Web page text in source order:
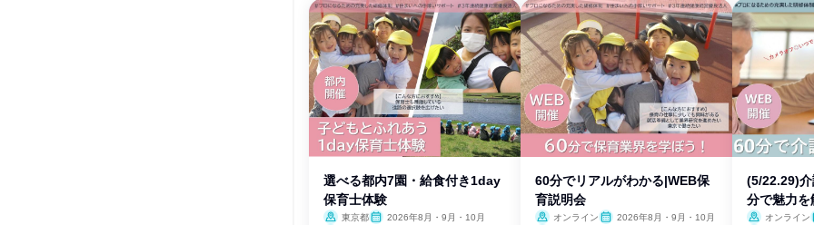
選べる都内7園・給食付き1day
保育士体験
東京都
2026年8月・9月・10月
60分でリアルがわかる|WEB保
育説明会
オンライン
2026年8月・9月・10月
(5/22.29)
分で魅力を
オンライン